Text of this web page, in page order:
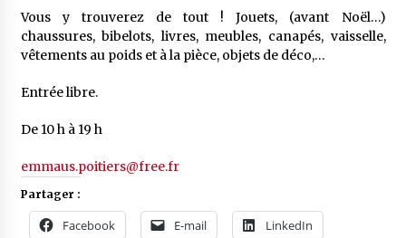
Vous y trouverez de tout ! Jouets, (avant Noël…)
chaussures, bibelots, livres, meubles, canapés, vaisselle,
vêtements au poids et à la pièce, objets de déco,…
Entrée libre.
De 10 h à 19 h
emmaus.poitiers@free.fr
Partager :
Facebook E-mail LinkedIn